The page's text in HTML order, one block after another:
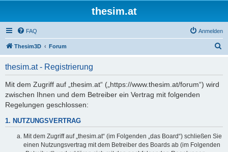
thesim.at
FAQ Anmelden
Thesim3D Forum
thesim.at - Registrierung
Mit dem Zugriff auf „thesim.at“ („https://www.thesim.at/forum“) wird
zwischen Ihnen und dem Betreiber ein Vertrag mit folgenden
Regelungen geschlossen:
1. NUTZUNGSVERTRAG
Mit dem Zugriff auf „thesim.at“ (im Folgenden „das Board“) schließen Sie
einen Nutzungsvertrag mit dem Betreiber des Boards ab (im Folgenden